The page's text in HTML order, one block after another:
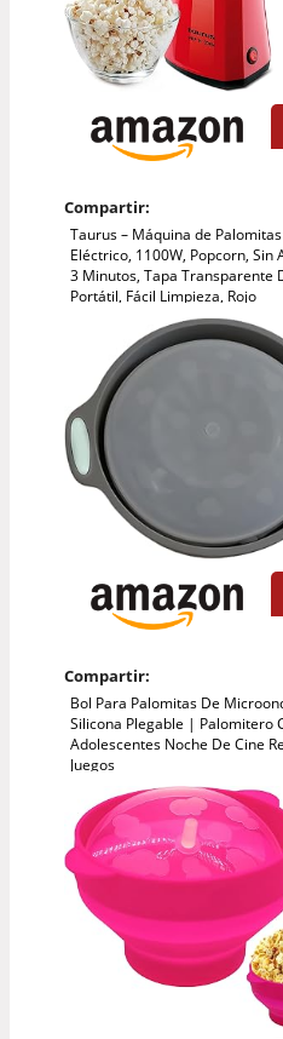
Compartir:
Taurus – Máquina de
Eléctrico, 1100W, Popcorn,
3 Minutos, Tapa Transparente
Portátil, Fácil Limpieza, Rojo
Compartir:
Bol Para Palomitas De
Silicona Plegable | Palomitero
Adolescentes Noche De Cine
Juegos